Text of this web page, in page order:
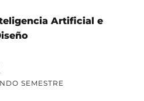
Artificial e
SEMESTRE